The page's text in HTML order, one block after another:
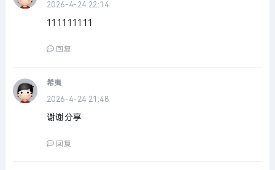
2026-4-24 22:14
111111111
回复
希夷
2026-4-24 21:48
谢谢分享
回复